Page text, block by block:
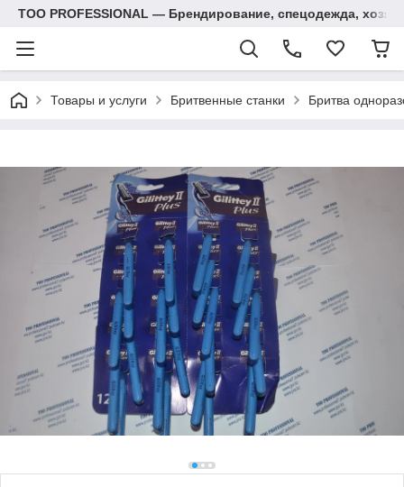
ТОО PROFESSIONAL — Брендирование, спецодежда,
Товары и услуги Бритвенные станки Бритва